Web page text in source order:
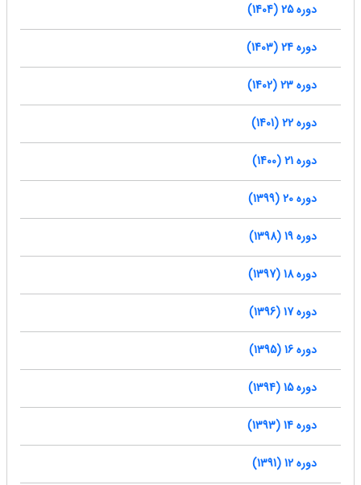
دوره 25 (1404)
دوره 24 (1403)
دوره 23 (1402)
دوره 22 (1401)
دوره 21 (1400)
دوره 20 (1399)
دوره 19 (1398)
دوره 18 (1397)
دوره 17 (1396)
دوره 16 (1395)
دوره 15 (1394)
دوره 14 (1393)
دوره 12 (1391)